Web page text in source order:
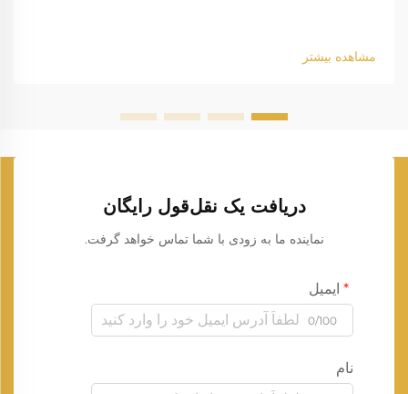
مشاهده بیشتر
دریافت یک نقل‌قول رایگان
نماینده ما به زودی با شما تماس خواهد گرفت.
ایمیل
0/100
نام